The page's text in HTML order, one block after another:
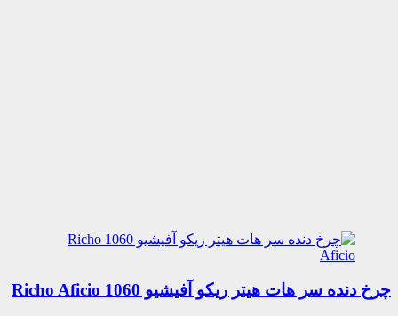
چرخ دنده سر هات هیتر ریکو آفیشیو 1060 Richo Aficio